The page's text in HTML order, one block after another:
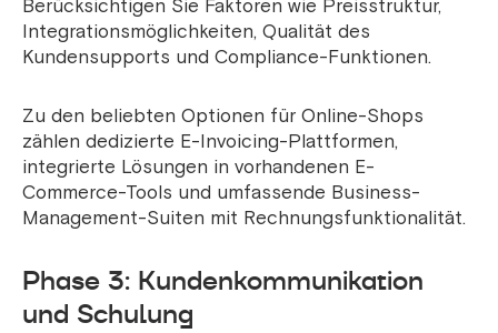
Berücksichtigen Sie Faktoren wie Preisstruktur,
Integrationsmöglichkeiten, Qualität des
Kundensupports und Compliance-Funktionen.
Zu den beliebten Optionen für Online-Shops
zählen dedizierte E-Invoicing-Plattformen,
integrierte Lösungen in vorhandenen E-
Commerce-Tools und umfassende Business-
Management-Suiten mit Rechnungsfunktionalität.
Phase 3: Kundenkommunikation
und Schulung